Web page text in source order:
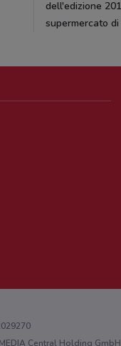
dell'edizione
supermercato
Central Holding GmbH